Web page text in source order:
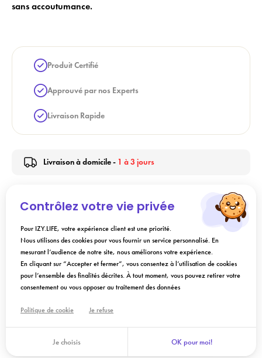
sans accoutumance.
Ajouter au panier
Produit Certifié
Approuvé par nos Experts
Livraison Rapide
Livraison à domicile - 1 à 3 jours
Description
Conseils d'utilisation
Composition
Contrôlez votre vie privée
Pour IZY.LIFE, votre expérience client est une priorité.
Nous utilisons des cookies pour vous fournir un service personnalisé. En
mesurant l’audience de notre site, nous améliorons votre expérience.
En cliquant sur “Accepter et fermer”, vous consentez à l’utilisation de cookies
pour l’ensemble des finalités décrites. À tout moment, vous pouvez retirer votre
consentement ou vous opposer au traitement des données
Politique de cookie Je refuse
Je choisis OK pour moi!